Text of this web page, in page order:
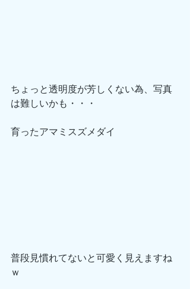
ちょっと透明度が芳しくない為、写真
は難しいかも・・・
育ったアマミスズメダイ
普段見慣れてないと可愛く見えますね
ｗ